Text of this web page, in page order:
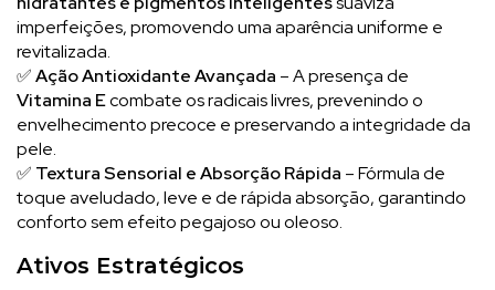
imperfeições, promovendo uma aparência uniforme e
revitalizada.
✅Ação Antioxidante Avançada – A presença de
Vitamina Ecombate os radicais livres, prevenindo o
envelhecimento precoce e preservando a integridade da
pele.
✅ Textura Sensorial e Absorção Rápida – Fórmula de
toque aveludado, leve e de rápida absorção, garantindo
conforto sem efeito pegajoso ou oleoso.
Ativos Estratégicos